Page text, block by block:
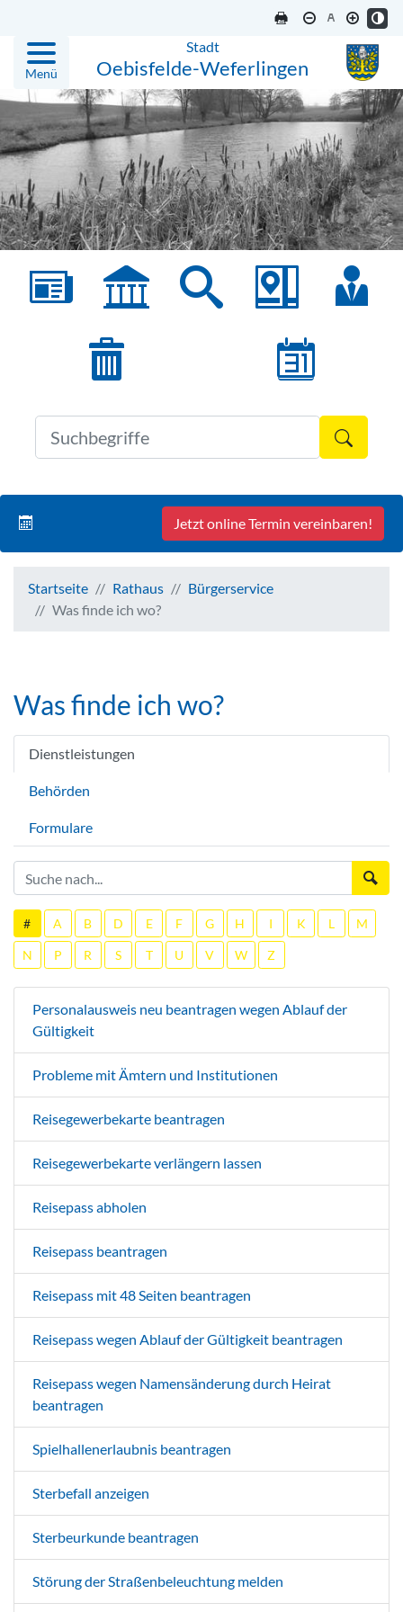
Menü
Stadt
Oebisfelde-Weferlingen
Jetzt online Termin vereinbaren!
Startseite Rathaus
Bürgerservice
Was finde ich wo?
Was finde ich wo?
Dienstleistungen
Behörden
Formulare
# A B D E F G H I K L M
N P R S T U V W Z
Personalausweis neu beantragen wegen Ablauf der
Gültigkeit
Probleme mit Ämtern und Institutionen
Reisegewerbekarte beantragen
Reisegewerbekarte verlängern lassen
Reisepass abholen
Reisepass beantragen
Reisepass mit 48 Seiten beantragen
Reisepass wegen Ablauf der Gültigkeit beantragen
Reisepass wegen Namensänderung durch Heirat
beantragen
Spielhallenerlaubnis beantragen
Sterbefall anzeigen
Sterbeurkunde beantragen
Störung der Straßenbeleuchtung melden